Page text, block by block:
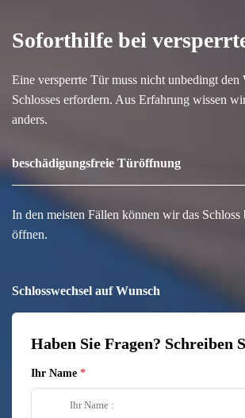
Soforthilfe bei
Eine versperrte Tür muss nicht unbedingt den
Schlosses erfordern. Aus Erfahrung wissen
anders.
beschädigungsfreie Türöffnung
In den meisten Fällen können wir das Schloss
öffnen.
Schlosswechsel auf Wunsch
Haben Sie Fragen? Schreiben
Ihr Name